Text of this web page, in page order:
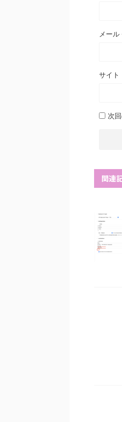
メール
サイト
次
関連